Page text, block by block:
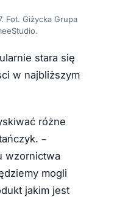
Fot. Giżycka Grupa
stara się
w najbliższym
różne
–
wzornictwa
mogli
jakim jest